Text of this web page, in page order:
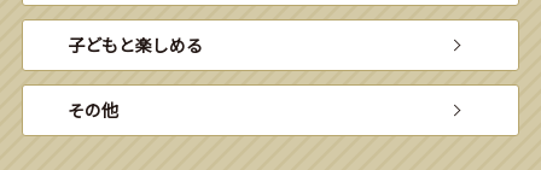
子どもと楽しめる
その他